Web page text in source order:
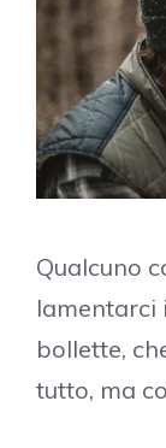
Qualcuno
lamentarci
bollette,
tutto, ma